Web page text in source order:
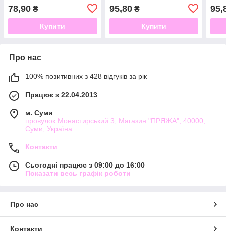
78,90 ₴
Купити
95,80₴
Купити
Про нас
100% позитивних з 428 відгуків за рік
Працює з 22.04.2013
м. Суми
провулок Монастирський 3, Магазин "ПРЯЖА", 40000,
Суми, Україна
Контакти
Сьогодні працює з 09:00 до 16:00
Показати весь графік роботи
Про нас
Контакти